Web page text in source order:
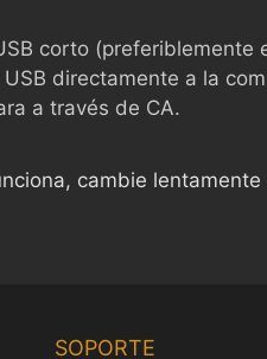
corto (preferiblemente
directamente a la
a través de CA.
cambie
SOPORTE